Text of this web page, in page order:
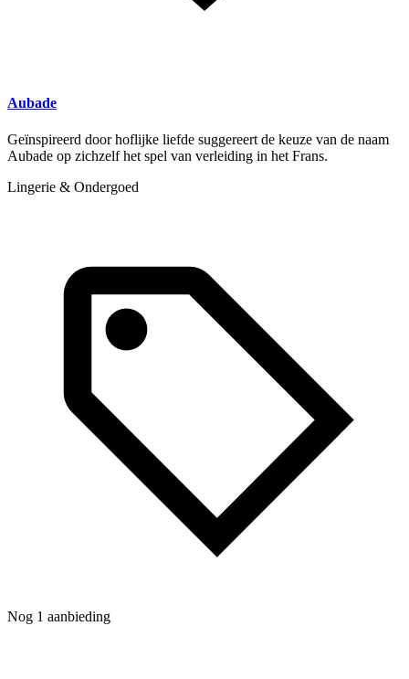
Aubade
Geïnspireerd door hoflijke liefde suggereert de keuze van de naam
Aubade op zichzelf het spel van verleiding in het Frans.
Lingerie & Ondergoed
Nog 1 aanbieding